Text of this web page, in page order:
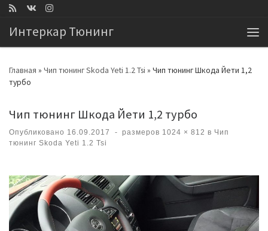
Интеркар Тюнинг
Главная » Чип тюнинг Skoda Yeti 1.2 Tsi » Чип тюнинг Шкода Йети 1,2
турбо
Чип тюнинг Шкода Йети 1,2 турбо
Опубликовано 16.09.2017 - размеров 1024 × 812 в Чип
тюнинг Skoda Yeti 1.2 Tsi
Навигация по изображениям